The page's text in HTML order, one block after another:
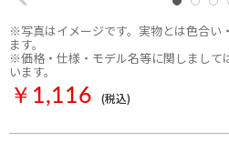
※写真はイメージです。実物とは色合い
ます。
※価格・仕様・モデル名等に関しまして
います。
￥1,116 (税込)